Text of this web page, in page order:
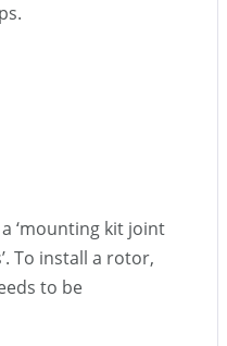
‘mounting kit joint
To install a rotor,
to be